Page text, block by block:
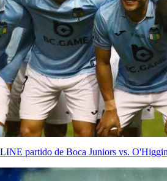
partido de Boca Juniors vs.